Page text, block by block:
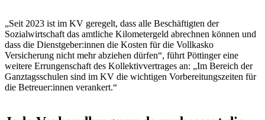
„Seit 2023 ist im KV geregelt, dass alle Beschäftigten der
Sozialwirtschaft das amtliche Kilometergeld abrechnen können und
dass die Dienstgeber:innen die Kosten für die Vollkasko
Versicherung nicht mehr abziehen dürfen“, führt Pöttinger eine
weitere Errungenschaft des Kollektivvertrages an: „Im Bereich der
Ganztagsschulen sind im KV die wichtigen Vorbereitungszeiten für
die Betreuer:innen verankert.“